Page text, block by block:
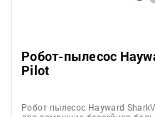
Робот-пылесос
Pilot
Робот пылесос Hayward